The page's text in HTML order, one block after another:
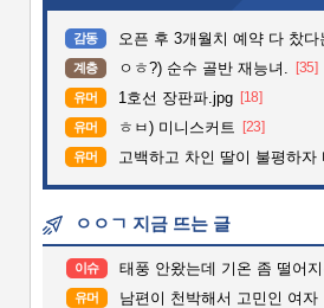
감동 오픈 후 3개월치 예약 다 찼다
계층 ㅇㅎ?) 순수 골반 재능녀. [35]
유머 1호선 장판파.jpg [18]
유머 ㅎㅂ) 미니스커트 [23]
유머 고백하고 차인 딸이 불평하자
ㅇㅇㄱ 지금 뜨는 글
이슈 태풍 안왔는데 기온 좀 떨어
유머 남편이 천박해서 고민인 여자